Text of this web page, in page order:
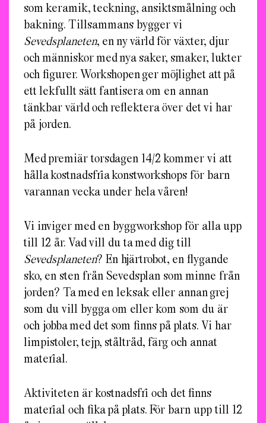
som keramik, teckning, ansiktsmålning och
bakning. Tillsammans bygger vi
Sevedsplaneten, en ny värld för växter, djur
och människor med nya saker, smaker, lukter
och figurer. Workshopen ger möjlighet att på
ett lekfullt sätt fantisera om en annan
tänkbar värld och reflektera över det vi har
på jorden.
Med premiär torsdagen 14/2 kommer vi att
hålla kostnadsfria konstworkshops för barn
varannan vecka under hela våren!
Vi inviger med en byggworkshop för alla upp
till 12 år. Vad vill du ta med dig till
Sevedsplaneten? En hjärtrobot, en flygande
sko, en sten från Sevedsplan som minne från
jorden? Ta med en leksak eller annan grej
som du vill bygga om eller kom som du är
och jobba med det som finns på plats. Vi har
limpistoler, tejp, ståltråd, färg och annat
material.
Aktiviteten är kostnadsfri och det finns
material och fika på plats. För barn upp till 12